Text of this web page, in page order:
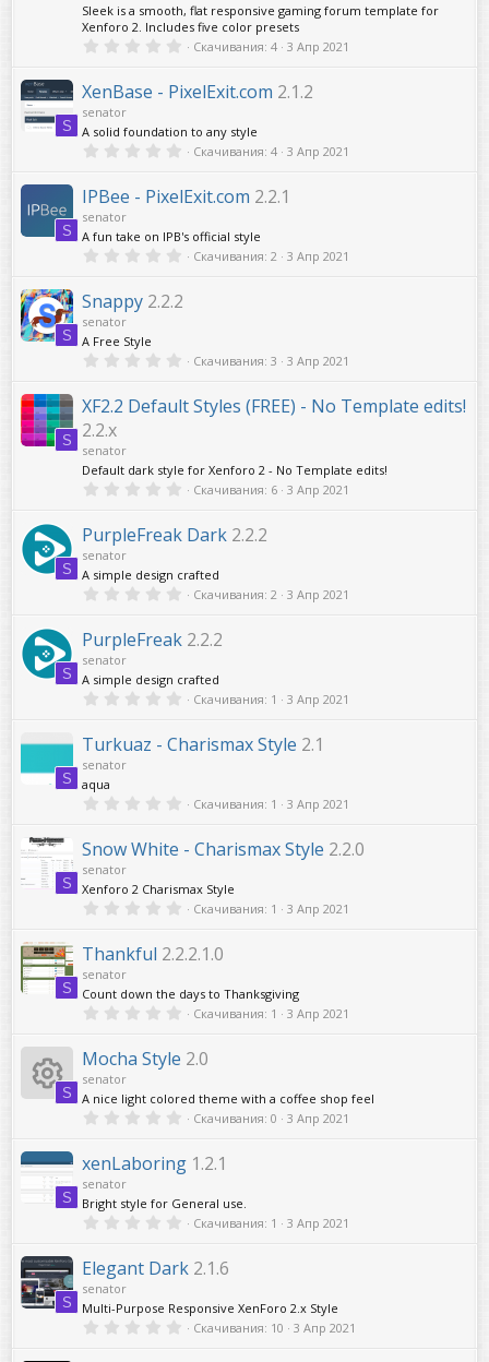
д
Sleek is a smooth, flat responsive gaming forum template for
Xenforo 2. Includes five color presets
0
0
з
ё
д
Скачивания 4 3 Апр 2021
S
XenBase - PixelExit.com 2.1.2
senator
A solid foundation to any style
0
0
з
ё
д
Скачивания 4 3 Апр 2021
S
IPBee - PixelExit.com 2.2.1
senator
A fun take on IPB's official style
0
0
з
д
Скачивания 2 3 Апр 2021
S
Snappy 2.2.2
senator
A Free Style
0
0
з
д
Скачивания 3 3 Апр 2021
S
XF2.2 Default Styles (FREE) - No Template edits!
2.2.x
senator
Default dark style for Xenforo 2 - No Template edits!
0
0
з
ё
д
Скачивания 6 3 Апр 2021
S
PurpleFreak Dark 2.2.2
senator
A simple design crafted
0
0
з
ё
д
Скачивания 2 3 Апр 2021
S
PurpleFreak 2.2.2
senator
A simple design crafted
0
0
з
д
Скачивания 1 3 Апр 2021
S
Turkuaz - Charismax Style 2.1
senator
aqua
0
з
ё
д
Скачивания 1 3 Апр 2021
S
Snow White - Charismax Style 2.2.0
senator
Xenforo 2 Charismax Style
0
0
з
ё
д
Скачивания 1 3 Апр 2021
S
Thankful 2.2.2.1.0
senator
Count down the days to Thanksgiving
0
0
з
ё
д
Скачивания 1 3 Апр 2021
к
н
к
S
Mocha Style 2.0
senator
A nice light colored theme with a coffee shop feel
0
0
з
ё
д
Скачивания 0 3 Апр 2021
S
xenLaboring 1.2.1
senator
Bright style for General use.
0
0
з
ё
д
Скачивания 1 3 Апр 2021
S
Elegant Dark 2.1.6
senator
Multi-Purpose Responsive XenForo 2.x Style
0 Скачивания 10 3 Апр 2021